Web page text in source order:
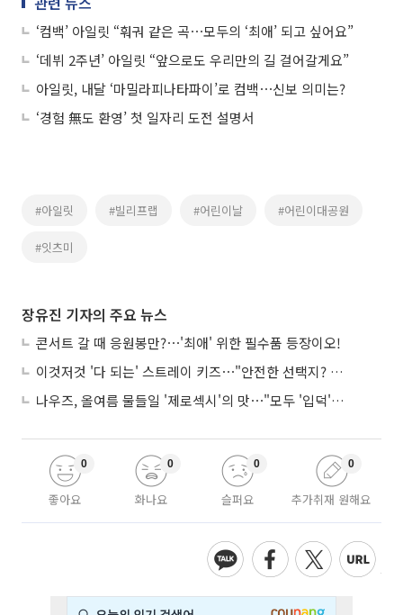
‘컴백’ 아일릿 “훠궈 같은 곡⋯모두의 ‘최애’ 되고 싶어요”
‘데뷔 2주년’ 아일릿 “앞으로도 우리만의 길 걸어갈게요”
아일릿, 내달 ‘마밀라피나타파이’로 컴백⋯신보 의미는?
‘경험 無도 환영’ 첫 일자리 도전 설명서
#아일릿 #빌리프랩 #어린이날 #어린이대공원
#잇츠미
장유진 기자의 주요 뉴스
콘서트 갈 때 응원봉만?⋯'최애' 위한 필수품 등장이오!
이것저것 '다 되는' 스트레이 키즈⋯"안전한 선택지? 도전이 재밌죠"
나우즈, 올여름 물들일 '제로섹시'의 맛⋯"모두 '입덕'시킬 것"
좋아요
0
화나요
0
슬퍼요
0
추가취재 원해요
0